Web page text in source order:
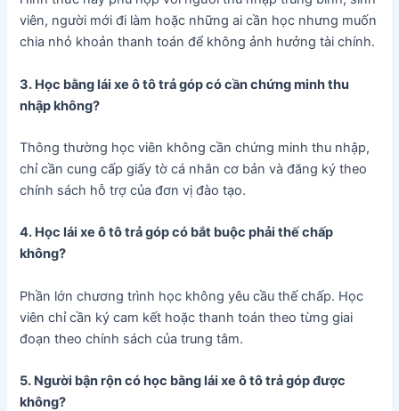
viên, người mới đi làm hoặc những ai cần học nhưng muốn
chia nhỏ khoản thanh toán để không ảnh hưởng tài chính.
3. Học bằng lái xe ô tô trả góp có cần chứng minh thu
nhập không?
Thông thường học viên không cần chứng minh thu nhập,
chỉ cần cung cấp giấy tờ cá nhân cơ bản và đăng ký theo
chính sách hỗ trợ của đơn vị đào tạo.
4. Học lái xe ô tô trả góp có bắt buộc phải thế chấp
không?
Phần lớn chương trình học không yêu cầu thế chấp. Học
viên chỉ cần ký cam kết hoặc thanh toán theo từng giai
đoạn theo chính sách của trung tâm.
5. Người bận rộn có học bằng lái xe ô tô trả góp được
không?